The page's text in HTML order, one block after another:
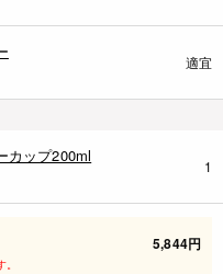
適宜
ップ200ml
1
5,844円